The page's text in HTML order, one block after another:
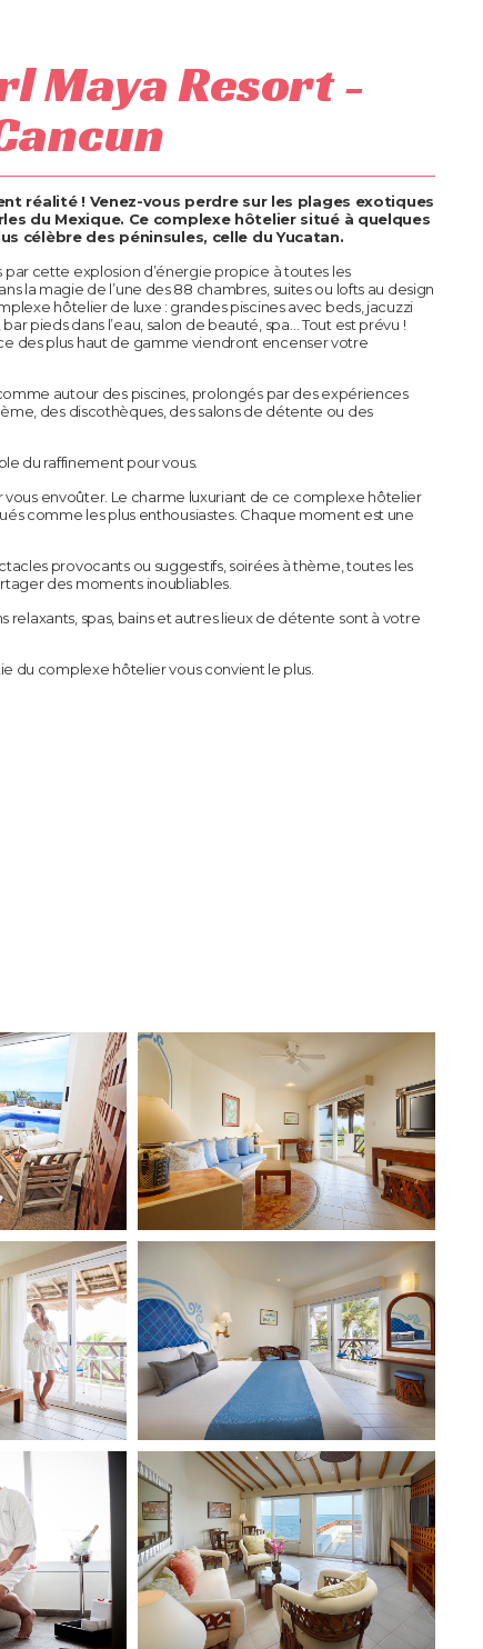
Maya Resort -
réalité ! Venez-vous perdre sur les plages exotiques
du Mexique. Ce complexe hôtelier situé à quelques
célèbre des péninsules, celle du Yucatan.
par cette explosion d’énergie propice à toutes les
la magie de l’une des 88 chambres, suites ou lofts au design
hôtelier de luxe : grandes piscines avec beds, jacuzzi
pieds dans l’eau, salon de beauté, spa… Tout est prévu !
des plus haut de gamme viendront encenser votre
autour des piscines, prolongés par des expériences
des discothèques, des salons de détente ou des
du raffinement pour vous.
envoûter. Le charme luxuriant de ce complexe hôtelier
comme les plus enthousiastes. Chaque moment est une
provocants ou suggestifs, soirées à thème, toutes les
des moments inoubliables.
relaxants, spas, bains et autres lieux de détente sont à votre
du complexe hôtelier vous convient le plus.